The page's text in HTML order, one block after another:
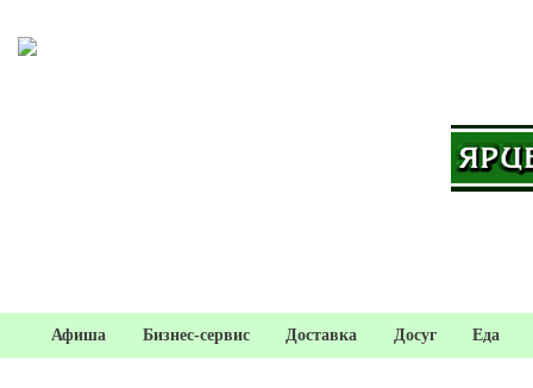
Афиша Бизнес-сервис Доставка Досуг Еда